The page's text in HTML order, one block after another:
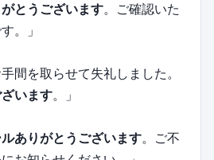
とうございます。ご確認いた
。」
間を取らせて失礼しました。
います。」
ありがとうございます。ご不